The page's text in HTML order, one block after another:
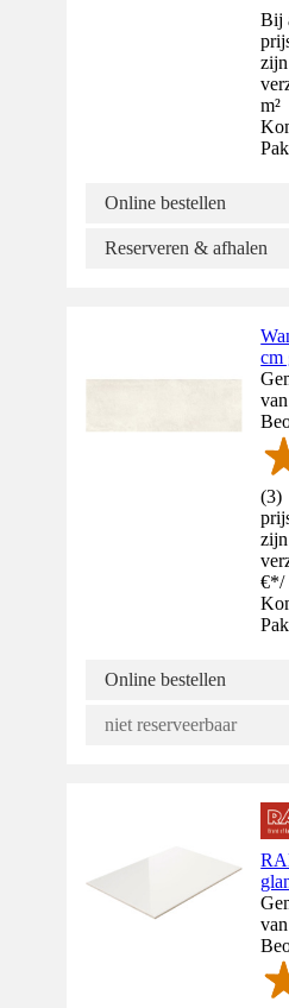
Bij
m²
Pak
Online bestellen
Reserveren & afhalen
cm
(3)
€*/
Pak
Online bestellen
niet reserveerbaar